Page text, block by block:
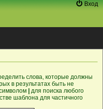
Вход
слова, которые должны
в результатах быть не
для поиска любого
шаблона для частичного